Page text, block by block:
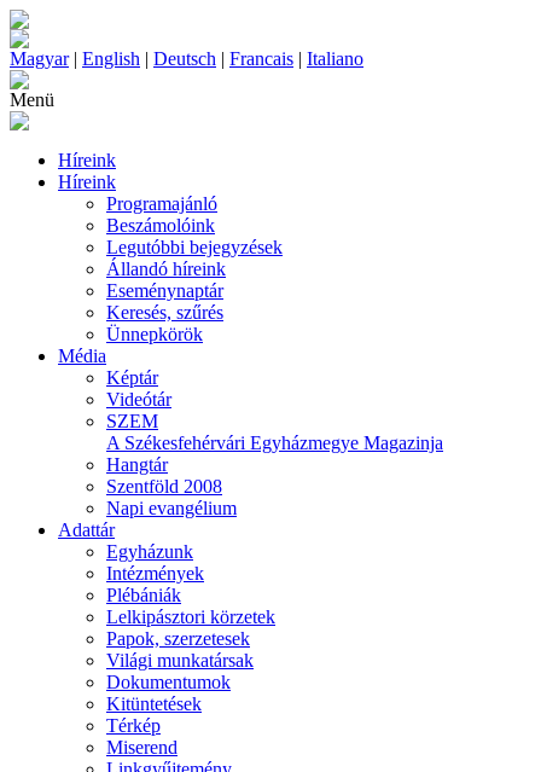
Magyar| English | Deutsch | Francais | Italiano
Menü
Híreink
Híreink
Programajánló
Beszámolóink
Legutóbbi bejegyzések
Állandó híreink
Eseménynaptár
Keresés, szűrés
Ünnepkörök
Média
Képtár
Videótár
SZEM
A Székesfehérvári Egyházmegye Magazinja
Hangtár
Szentföld 2008
Napi evangélium
Adattár
Egyházunk
Intézmények
Plébániák
Lelkipásztori körzetek
Papok, szerzetesek
Világi munkatársak
Dokumentumok
Kitüntetések
Térkép
Miserend